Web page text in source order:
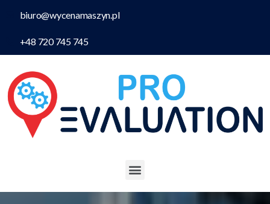
biuro@wycenamaszyn.pl
+48 720 745 745